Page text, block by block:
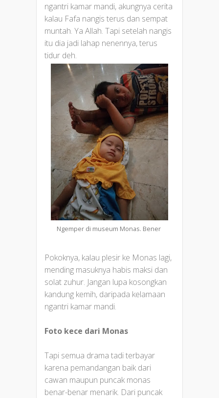
ngantri kamar mandi, akungnya cerita
kalau Fafa nangis terus dan sempat
muntah. Ya Allah. Tapi setelah nangis
itu dia jadi lahap nenennya, terus
tidur deh.
Ngemper di museum Monas. Bener
Pokoknya, kalau plesir ke Monas lagi,
mending masuknya habis maksi dan
solat zuhur. Jangan lupa kosongkan
kandung kemih, daripada kelamaan
ngantri kamar mandi.
Foto kece dari Monas
Tapi semua drama tadi terbayar
karena pemandangan baik dari
cawan maupun puncak monas
benar-benar menarik. Dari puncak